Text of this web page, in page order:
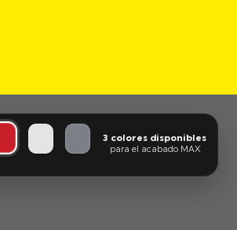
3 colores disponibles
para el acabado MAX